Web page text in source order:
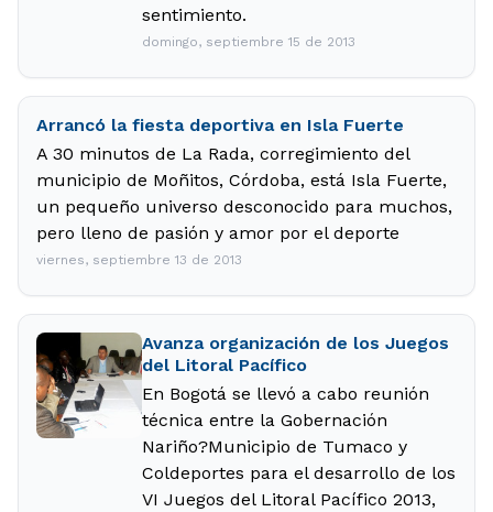
sentimiento.
domingo, septiembre 15 de 2013
Arrancó la fiesta deportiva en Isla Fuerte
A 30 minutos de La Rada, corregimiento del
municipio de Moñitos, Córdoba, está Isla Fuerte,
un pequeño universo desconocido para muchos,
pero lleno de pasión y amor por el deporte
viernes, septiembre 13 de 2013
Avanza organización de los Juegos
del Litoral Pacífico
En Bogotá se llevó a cabo reunión
técnica entre la Gobernación
Nariño?Municipio de Tumaco y
Coldeportes para el desarrollo de los
VI Juegos del Litoral Pacífico 2013,